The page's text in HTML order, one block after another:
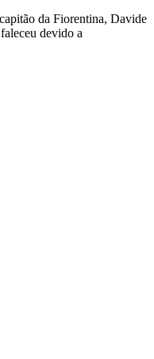
da Fiorentina, Davide
devido a